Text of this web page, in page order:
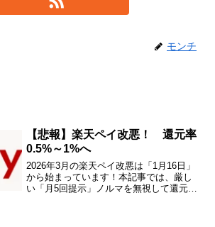
モンチ
【悲報】楽天ペイ改悪！ 還元率
0.5%～1%へ
2026年3月の楽天ペイ改悪は「1月16日」
から始まっています！本記事では、厳し
い「月5回提示」ノルマを無視して還元率